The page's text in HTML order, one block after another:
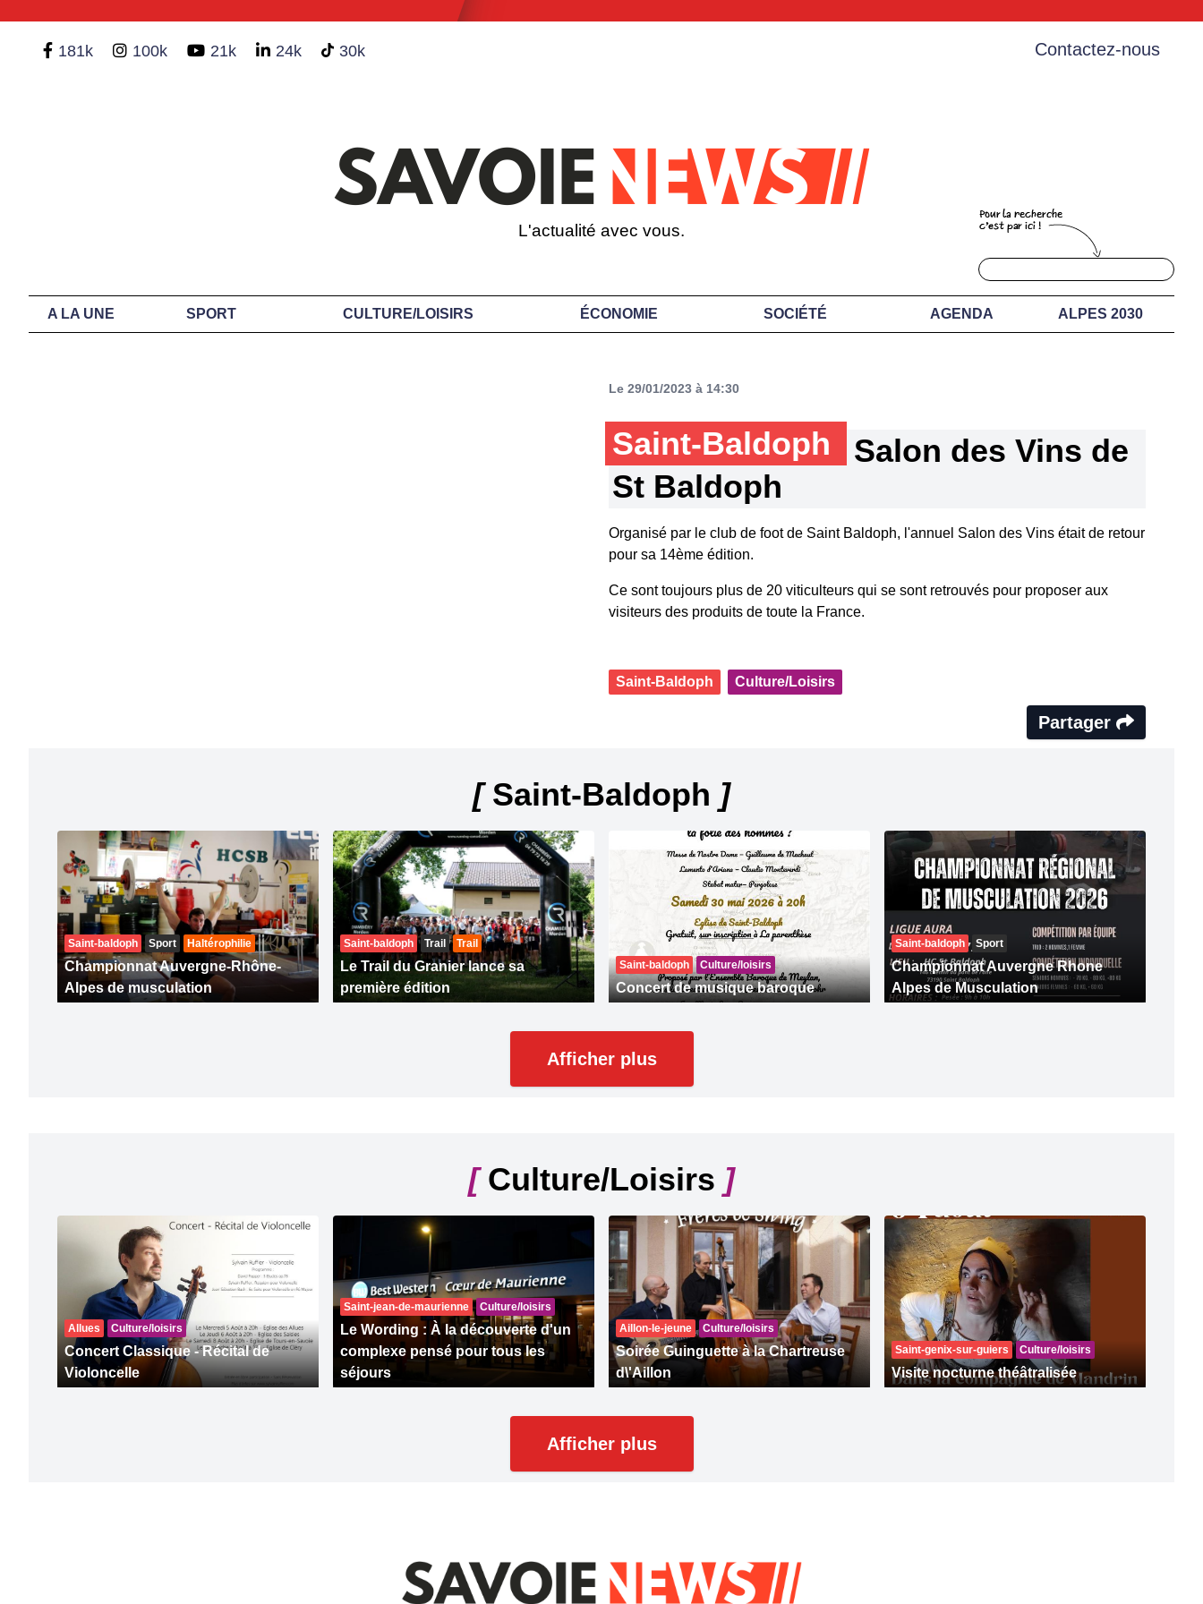
181k 100k 21k 24k 30k Contactez-nous
L'actualité avec vous.
A LA UNE SPORT CULTURE/LOISIRS ÉCONOMIE SOCIÉTÉ AGENDA ALPES 2030
Le 29/01/2023 à 14:30
Saint-Baldoph
Salon des Vins de
St Baldoph
Organisé par le club de foot de Saint Baldoph, l'annuel Salon des Vins était de retour
pour sa 14ème édition.
Ce sont toujours plus de 20 viticulteurs qui se sont retrouvés pour proposer aux
visiteurs des produits de toute la France.
Saint-Baldoph Culture/Loisirs
Partager
[Saint-Baldoph ]
Saint-baldoph Sport Haltérophilie
Championnat Auvergne-Rhône-
Alpes de musculation
Saint-baldoph Trail Trail
Le Trail du Granier lance sa
première édition
Saint-baldoph Culture/loisirs
Concert de musique baroque
Saint-baldoph Sport
Championnat Auvergne Rhone
Alpes de Musculation
Afficher plus
[Culture/Loisirs ]
Allues Culture/loisirs
Concert Classique - Récital de
Violoncelle
Saint-jean-de-maurienne Culture/loisirs
Le Wording : À la découverte d'un
complexe pensé pour tous les
séjours
Aillon-le-jeune Culture/loisirs
Soirée Guinguette à la Chartreuse
d\'Aillon
Saint-genix-sur-guiers Culture/loisirs
Visite nocturne théâtralisée
Afficher plus